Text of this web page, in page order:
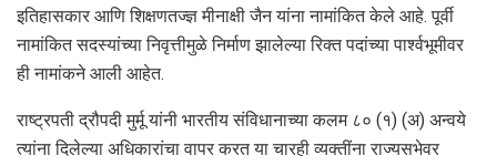
इतिहासकार आणि शिक्षणतज्ज्ञ मीनाक्षी जैन यांना नामांकित केले आहे. पूर्वी
नामांकित सदस्यांच्या निवृत्तीमुळे निर्माण झालेल्या रिक्त पदांच्या पार्श्वभूमीवर
ही नामांकने आली आहेत.
राष्ट्रपती द्रौपदी मुर्मू यांनी भारतीय संविधानाच्या कलम ८० (१) (अ) अन्वये
त्यांना दिलेल्या अधिकारांचा वापर करत या चारही व्यक्तींना राज्यसभेवर